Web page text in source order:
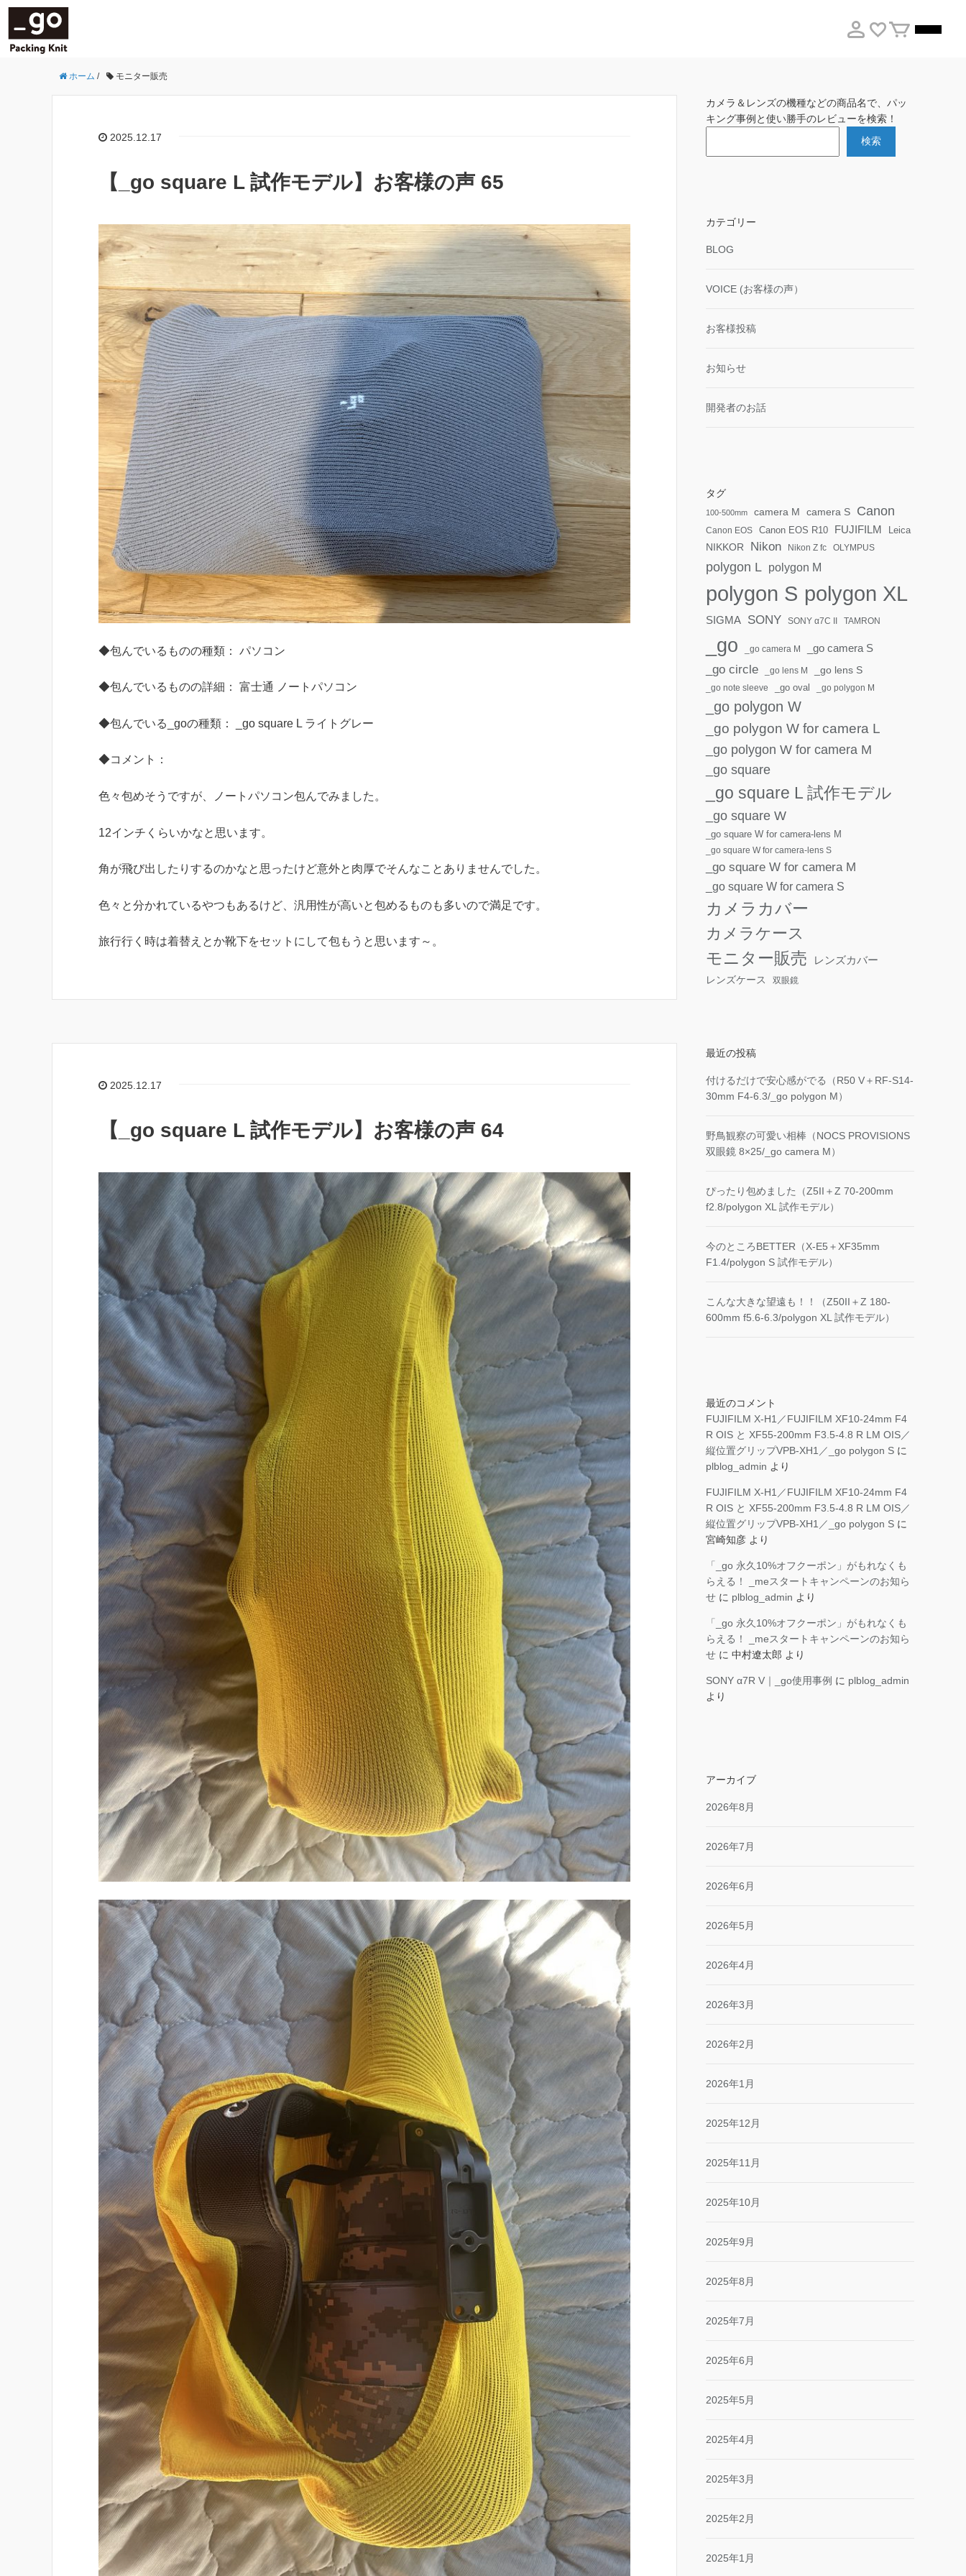
ホーム / モニター販売
2025.12.17
【_go square L 試作モデル】お客様の声 65
◆包んでいるものの種類： パソコン
◆包んでいるものの詳細： 富士通 ノートパソコン
◆包んでいる_goの種類： _go square L ライトグレー
◆コメント：
色々包めそうですが、ノートパソコン包んでみました。
12インチくらいかなと思います。
角が飛び出したりするのかなと思ったけど意外と肉厚でそんなことありませんでした。
色々と分かれているやつもあるけど、汎用性が高いと包めるものも多いので満足です。
旅行行く時は着替えとか靴下をセットにして包もうと思います～。
2025.12.17
【_go square L 試作モデル】お客様の声 64
カメラ＆レンズの機種などの商品名で、パッ
キング事例と使い勝手のレビューを検索！
検索
カテゴリー
BLOG
VOICE (お客様の声）
お客様投稿
お知らせ
開発者のお話
タグ
100-500mm camera M camera S Canon
Canon EOS Canon EOS R10 FUJIFILM
Leica
NIKKOR
Nikon Nikon Z fc OLYMPUS
polygon L polygon M
polygon S polygon XL
SIGMA SONY SONY α7C II TAMRON
_go _go camera M _go camera S
_go circle _go lens M _go lens S
_go note sleeve _go oval _go polygon M
_go polygon W
_go polygon W for camera L
_go polygon W for camera M
_go square
_go square L 試作モデル
_go square W
_go square W for camera-lens M
_go square W for camera-lens S
_go square W for camera M
_go square W for camera S
カメラカバー
カメラケース
モニター販売
レンズカバー
レンズケース
双眼鏡
最近の投稿
付けるだけで安心感がでる（R50 V＋RF-S14-
30mm F4-6.3/_go polygon M）
野鳥観察の可愛い相棒（NOCS PROVISIONS
双眼鏡 8×25/_go camera M）
ぴったり包めました（Z5II＋Z 70-200mm
f2.8/polygon XL 試作モデル）
今のところBETTER（X-E5＋XF35mm
F1.4/polygon S 試作モデル）
こんな大きな望遠も！！（Z50II＋Z 180-
600mm f5.6-6.3/polygon XL 試作モデル）
最近のコメント
FUJIFILM X-H1／FUJIFILM XF10-24mm F4
R OIS と XF55-200mm F3.5-4.8 R LM OIS／
縦位置グリップVPB-XH1／_go polygon S に
plblog_admin より
FUJIFILM X-H1／FUJIFILM XF10-24mm F4
R OIS と XF55-200mm F3.5-4.8 R LM OIS／
縦位置グリップVPB-XH1／_go polygon S に
宮崎知彦 より
「_go 永久10%オフクーポン」がもれなくも
らえる！ _meスタートキャンペーンのお知ら
せ に plblog_admin より
「_go 永久10%オフクーポン」がもれなくも
らえる！ _meスタートキャンペーンのお知ら
せ に 中村遼太郎 より
SONY α7R V｜_go使用事例 に plblog_admin
より
アーカイブ
2026年8月
2026年7月
2026年6月
2026年5月
2026年4月
2026年3月
2026年2月
2026年1月
2025年12月
2025年11月
2025年10月
2025年9月
2025年8月
2025年7月
2025年6月
2025年5月
2025年4月
2025年3月
2025年2月
2025年1月